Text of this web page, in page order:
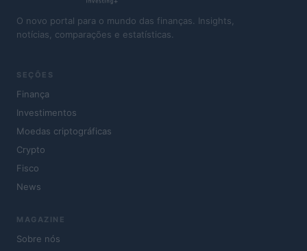
O novo portal para o mundo das finanças. Insights,
notícias, comparações e estatísticas.
SEÇÕES
Finança
Investimentos
Moedas criptográficas
Crypto
Fisco
News
MAGAZINE
Sobre nós